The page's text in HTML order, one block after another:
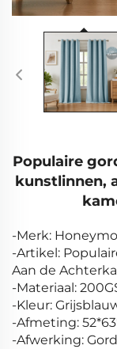
Populaire
kunstlinnen,
-Merk:
-Artikel:
Aan de
-Materiaal:
-Kleur:
-Afmeting:
-Afwerking: